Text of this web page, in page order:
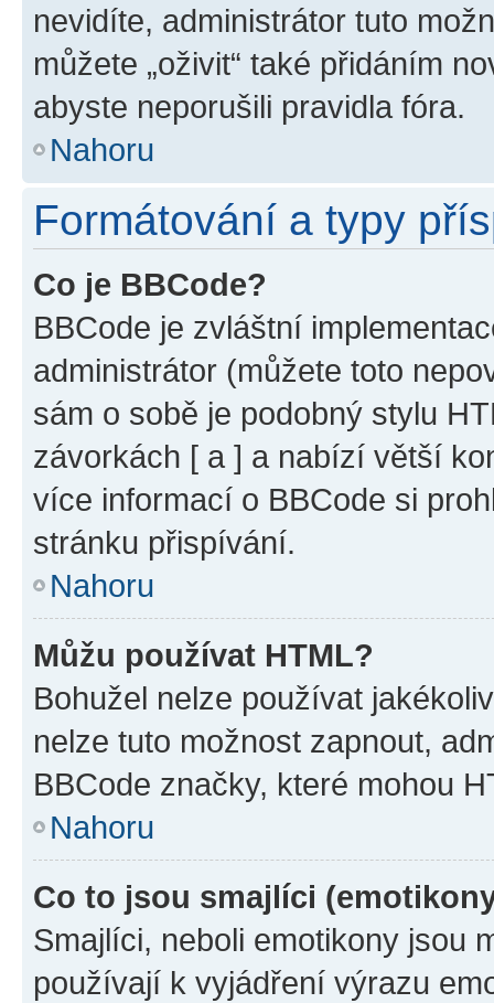
nevidíte, administrátor tuto
můžete „oživit“ také přidáním
abyste neporušili pravidla fóra.
Nahoru
Formátování a typy
Co je BBCode?
BBCode je zvláštní
administrátor (můžete toto
sám o sobě je podobný stylu
závorkách [ a ] a nabízí větší
více informací o BBCode si
stránku přispívání.
Nahoru
Můžu používat HTML?
Bohužel nelze používat
nelze tuto možnost zapnout,
BBCode značky, které mohou
Nahoru
Co to jsou smajlíci
Smajlíci, neboli emotikony jsou
používají k vyjádření výrazu